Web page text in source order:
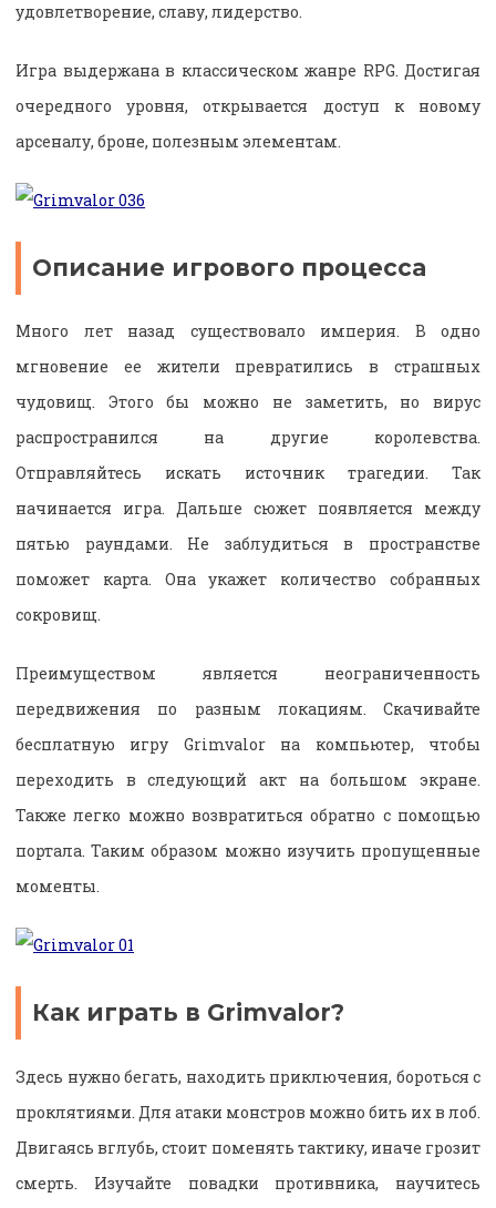
удовлетворение, славу, лидерство.
Игра выдержана в классическом жанре RPG. Достигая
очередного уровня, открывается доступ к новому
арсеналу, броне, полезным элементам.
Описание игрового процесса
Много лет назад существовало империя. В одно
мгновение ее жители превратились в страшных
чудовищ. Этого бы можно не заметить, но вирус
распространился на другие королевства.
Отправляйтесь искать источник трагедии. Так
начинается игра. Дальше сюжет появляется между
пятью раундами. Не заблудиться в пространстве
поможет карта. Она укажет количество собранных
сокровищ.
Преимуществом является неограниченность
передвижения по разным локациям. Скачивайте
бесплатную игру Grimvalor на компьютер, чтобы
переходить в следующий акт на большом экране.
Также легко можно возвратиться обратно с помощью
портала. Таким образом можно изучить пропущенные
моменты.
Как играть в Grimvalor?
Здесь нужно бегать, находить приключения, бороться с
проклятиями. Для атаки монстров можно бить их в лоб.
Двигаясь вглубь, стоит поменять тактику, иначе грозит
смерть. Изучайте повадки противника, научитесь